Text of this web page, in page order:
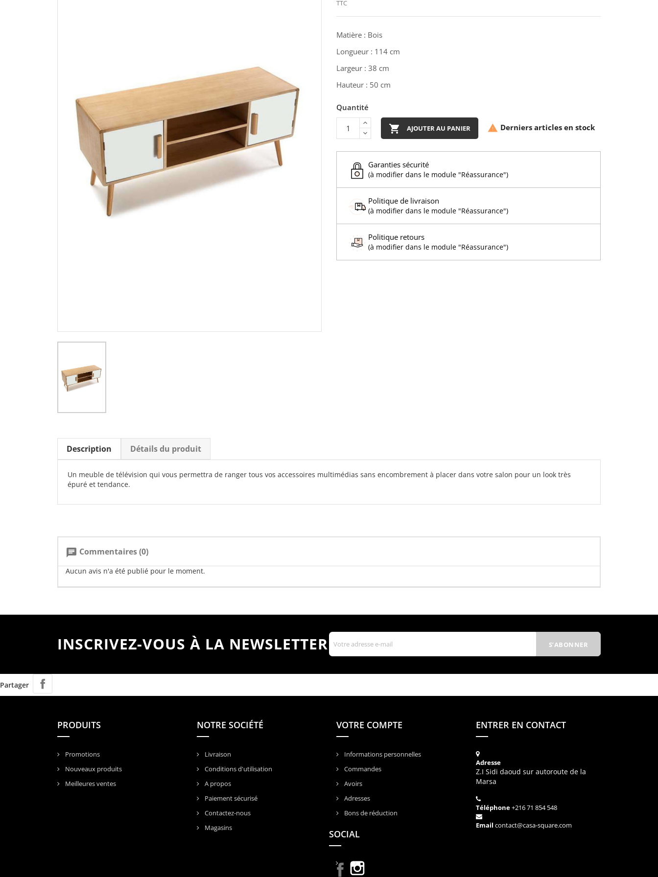
TTC
Matière : Bois
Longueur : 114 cm
Largeur : 38 cm
Hauteur : 50 cm
Quantité
 AJOUTER AU PANIER  Derniers articles en stock
Garanties sécurité
(à modifier dans le module "Réassurance")
Politique de livraison
(à modifier dans le module "Réassurance")
Politique retours
(à modifier dans le module "Réassurance")
Description Détails du produit
Un meuble de télévision qui vous permettra de ranger tous vos accessoires multimédias sans encombrement à placer dans votre salon pour un look très
épuré et tendance.
chat Commentaires (0)
Aucun avis n'a été publié pour le moment.
INSCRIVEZ-VOUS À LA NEWSLETTER
Partager
PRODUITS
Promotions
Nouveaux produits
Meilleures ventes
NOTRE SOCIÉTÉ
Livraison
Conditions d'utilisation
A propos
Paiement sécurisé
Contactez-nous
Magasins
VOTRE COMPTE
Informations personnelles
Commandes
Avoirs
Adresses
Bons de réduction
ENTRER EN CONTACT
Adresse
Z.I Sidi daoud sur autoroute de la
Marsa
Téléphone+216 71 854 548
Email contact@casa-square.com
SOCIAL